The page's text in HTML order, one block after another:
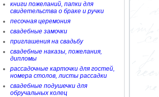
книги пожеланий, папки для
свидетельства о браке и ручки
песочная церемония
свадебные замочки
приглашения на свадьбу
свадебные наказы, пожелания,
дипломы
рассадочные карточки для гостей,
номера столов, листы рассадки
свадебные подушечки для
обручальных колец